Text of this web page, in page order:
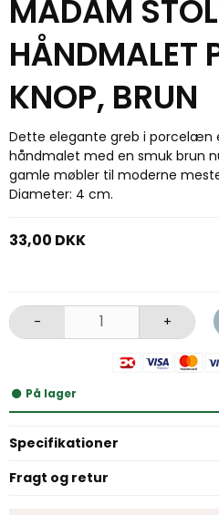
MADAM
HÅNDMALET
KNOP, BRUN
Dette elegante greb i porcelæn
håndmalet med en smuk brun
gamle møbler til moderne
Diameter: 4 cm.
33,00 DKK
- +
På lager
Specifikationer
Fragt og retur